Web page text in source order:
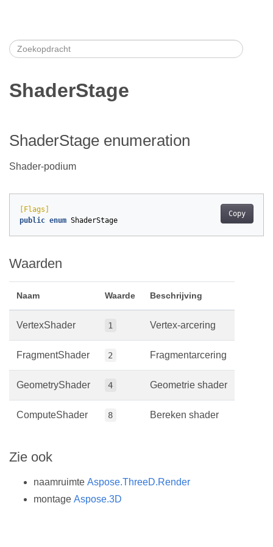
ShaderStage
ShaderStage enumeration
Shader-podium
Copy
[Flags]
public enum ShaderStage
Waarden
Naam Waarde Beschrijving
VertexShader 1 Vertex-arcering
FragmentShader 2 Fragmentarcering
GeometryShader 4 Geometrie shader
ComputeShader 8 Bereken shader
Zie ook
naamruimte Aspose.ThreeD.Render
montage Aspose.3D